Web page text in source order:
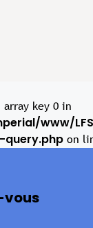
key 0 in
www/
on